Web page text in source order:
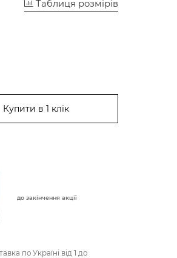
Таблиця розмірів
Купити в 1 клік
до закінчення акції
по Україні від 1 до